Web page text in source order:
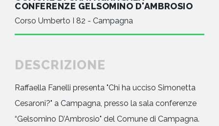
CONFERENZE GELSOMINO D'AMBROSIO
Corso Umberto I 82 - Campagna
DESCRIZIONE
Raffaella Fanelli presenta "Chi ha ucciso Simonetta
Cesaroni?" a Campagna, presso la sala conferenze
“Gelsomino D’Ambrosio" del Comune di Campagna.